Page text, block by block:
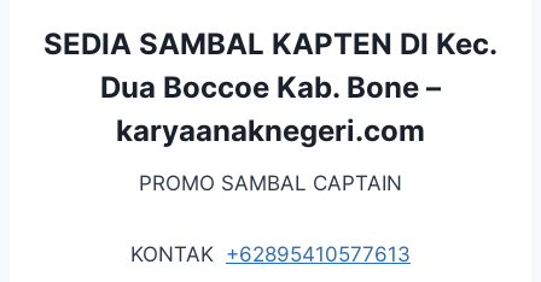
SEDIA SAMBAL KAPTEN DI Kec.
Dua Boccoe Kab. Bone –
karyaanaknegeri.com
PROMO SAMBAL CAPTAIN
KONTAK +62895410577613